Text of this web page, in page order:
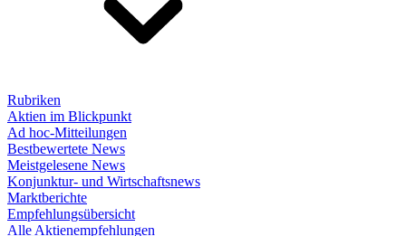
Rubriken
Aktien im Blickpunkt
Ad hoc-Mitteilungen
Bestbewertete News
Meistgelesene News
Konjunktur- und Wirtschaftsnews
Marktberichte
Empfehlungsübersicht
Alle Aktienempfehlungen